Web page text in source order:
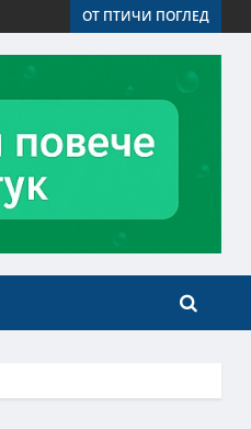
ОТ ПТИЧИ ПОГЛЕД